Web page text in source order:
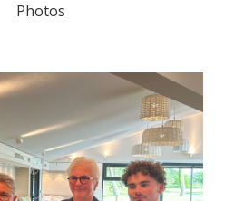
Photos